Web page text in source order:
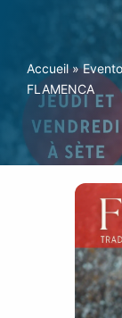
Accueil»
FLAMENCA